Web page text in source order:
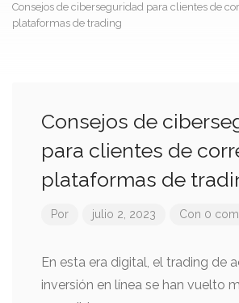
Consejos de ciberseguridad para clientes de
plataformas de trading
Consejos de
para clientes de
plataformas de
Por julio 2, 2023 Con 0
En esta era digital, el trading de
inversión en línea se han vuelto